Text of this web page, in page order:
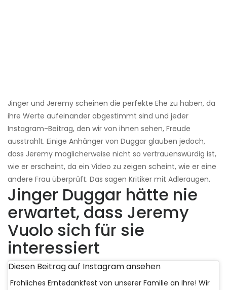
Jinger und Jeremy scheinen die perfekte Ehe zu haben, da
ihre Werte aufeinander abgestimmt sind und jeder
Instagram-Beitrag, den wir von ihnen sehen, Freude
ausstrahlt. Einige Anhänger von Duggar glauben jedoch,
dass Jeremy möglicherweise nicht so vertrauenswürdig ist,
wie er erscheint, da ein Video zu zeigen scheint, wie er eine
andere Frau überprüft. Das sagen Kritiker mit Adleraugen.
Jinger Duggar hätte nie
erwartet, dass Jeremy
Vuolo sich für sie
interessiert
Diesen Beitrag auf Instagram ansehen
Fröhliches Erntedankfest von unserer Familie an Ihre! Wir